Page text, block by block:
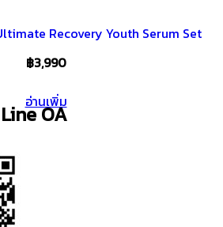
Recovery Youth Serum Set
฿3,990
อ่านเพิ่ม
OA